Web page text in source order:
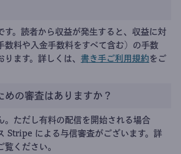
す。読者から収益が発生すると、収益に対
数料や入金手数料をすべて含む）の手数
ます。詳しくは、 書き手ご利用規約 をご
めの審査はありますか？
。ただし有料の配信を開始される場合
Stripe による与信審査がございます。詳
覧ください。